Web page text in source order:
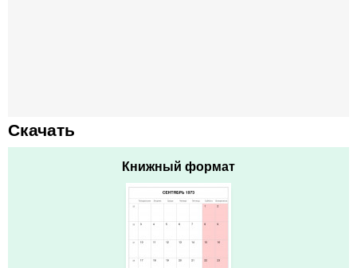
Скачать
Книжный формат